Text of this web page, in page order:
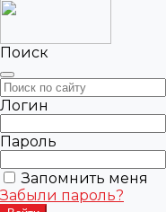
Поиск
Логин
Пароль
Запомнить меня
Забыли пароль?